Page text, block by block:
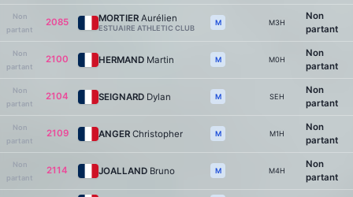
Non
partant
2085 MORTIER Aurélien
ESTUAIRE ATHLETIC CLUB
M M3H
Non
partant
Non
partant
2100 HERMAND Martin M M0H
Non
partant
Non
partant
2104 SEIGNARD Dylan M SEH
Non
partant
Non
partant
2109 ANGER Christopher M M1H
Non
partant
Non
partant
2114 JOALLAND Bruno M M4H
Non
partant